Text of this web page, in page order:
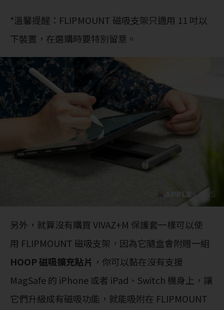
*溫馨提醒：FLIPMOUNT 磁吸支架只適用 11 吋以
下裝置，在選購時要特別留意。
另外，就算沒有購買 VIVAZ+M 保護套一樣可以使
用 FLIPMOUNT 磁吸支架，因為它隨盒會附贈一組
HOOP 磁吸擴充貼片 ，你可以黏在沒有支援
MagSafe 的 iPhone 或者 iPad、Switch 機身上，讓
它們升級成有磁吸功能，就能吸附在 FLIPMOUNT